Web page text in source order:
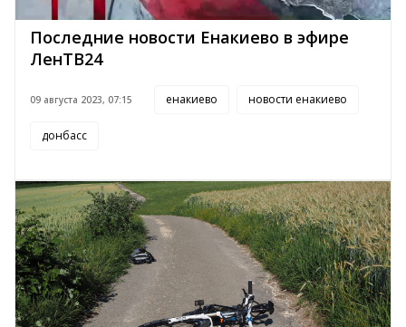
Последние новости Енакиево в эфире
ЛенТВ24
09 августа 2023, 07:15 енакиево новости енакиево
донбасс